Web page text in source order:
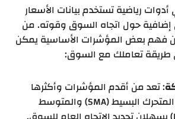
رياضية تستخدم بيانات الأسعار
إضافية حول اتجاه السوق وقوته. من
فهم بعض المؤشرات الأساسية يمكن
تعاملك مع السوق:
: تعد من أقدم المؤشرات وأكثرها
استخداماً. المتوسط المتحرك البسيط (SMA) والمتوسط